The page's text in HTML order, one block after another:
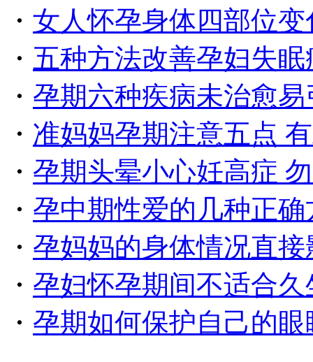
・ 女人怀孕身体四部位
・ 五种方法改善孕妇失眠
・ 孕期六种疾病未治愈
・ 准妈妈孕期注意五点
・ 孕期头晕小心妊高症
・ 孕中期性爱的几种正确
・ 孕妈妈的身体情况直
・ 孕妇怀孕期间不适合
・ 孕期如何保护自己的眼